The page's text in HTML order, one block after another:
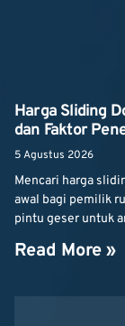
Harga Sliding
dan Faktor
5 Agustus 2026
Mencari harga
awal bagi pemilik
pintu geser untuk
Read More »